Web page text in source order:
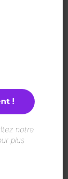
notre
plus